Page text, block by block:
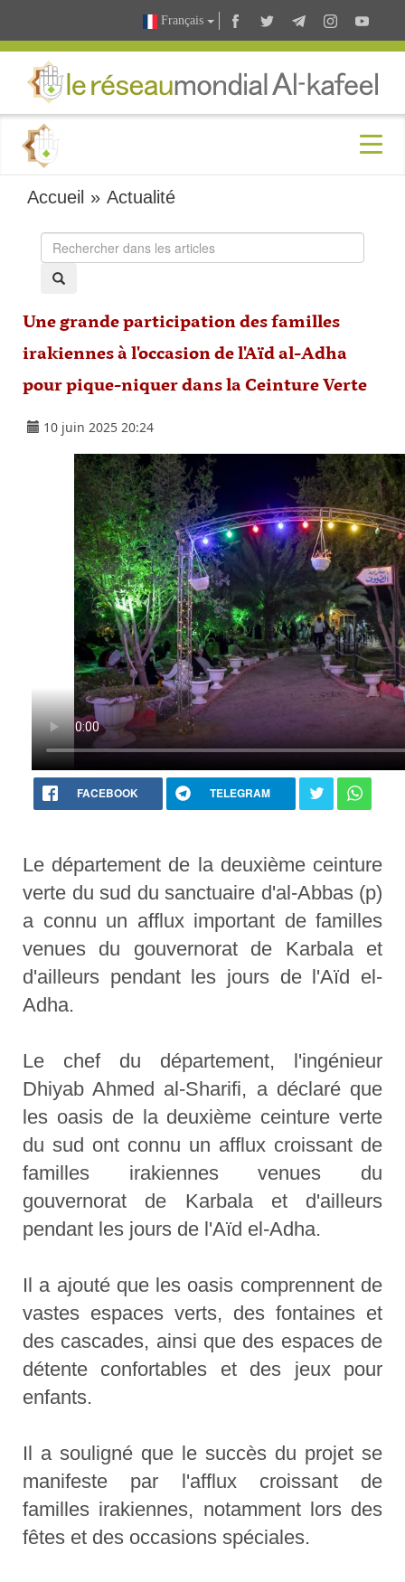
Français
Accueil »Actualité
Une grande participation des familles
irakiennes à l'occasion de l'Aïd al-Adha
pour pique-niquer dans la Ceinture Verte
10 juin 2025 20:24
FACEBOOK TELEGRAM
Le département de la deuxième ceinture
verte du sud du sanctuaire d'al-Abbas (p)
a connu un afflux important de familles
venues du gouvernorat de Karbala et
d'ailleurs pendant les jours de l'Aïd el-
Adha.
Le chef du département, l'ingénieur
Dhiyab Ahmed al-Sharifi, a déclaré que
les oasis de la deuxième ceinture verte
du sud ont connu un afflux croissant de
familles irakiennes venues du
gouvernorat de Karbala et d'ailleurs
pendant les jours de l'Aïd el-Adha.
Il a ajouté que les oasis comprennent de
vastes espaces verts, des fontaines et
des cascades, ainsi que des espaces de
détente confortables et des jeux pour
enfants.
Il a souligné que le succès du projet se
manifeste par l'afflux croissant de
familles irakiennes, notamment lors des
fêtes et des occasions spéciales.